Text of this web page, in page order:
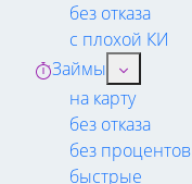
без отказа
с плохой КИ
Займы
на карту
без отказа
без процентов
быстрые